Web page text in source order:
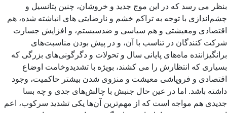
بنظر می رسد که در این موج جدید و خروشان، چنین پتانسیل و
چشم‌اندازی با توجه به تراکم خشم و نارضایتی های انباشته شده، هم
اقتصادی ومعیشتی و هم سیاسی و ضدسیستم، و افزایش جسارت
شرکت کنندگان در تناسب با آن، و در پیش بودن مناسبت‌های
برانگیزاننده ماه‌‌های پایانی سال و تحولات و دگرگونی‌های بزرگی که
بسیاری که انتظارش را می کشند، بویژه با تشدیدوخامت اوضاع
اقتصادی و فروپاشی معیشت و منزوی شدن بیشتر حاکمیت، وجود
داشته باشد. اما در عین حال جنبش با چالش‌های جدی و چه بسا
جدیدی هم مواجه است که از مهم‌ترین آن‌ها یکی تشدید سرکوب، اعم